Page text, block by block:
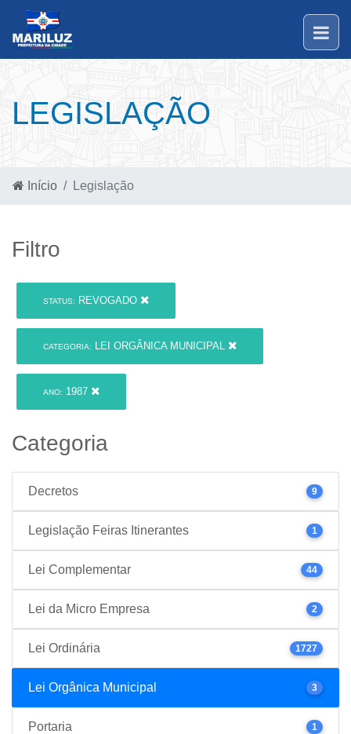
LEGISLAÇÃO
Início Legislação
Filtro
STATUS: REVOGADO
CATEGORIA: LEI ORGÂNICA MUNICIPAL
ANO: 1987
Categoria
Decretos 9
Legislação Feiras Itinerantes 1
Lei Complementar 44
Lei da Micro Empresa 2
Lei Ordinária 1727
Lei Orgânica Municipal 3
Portaria 1